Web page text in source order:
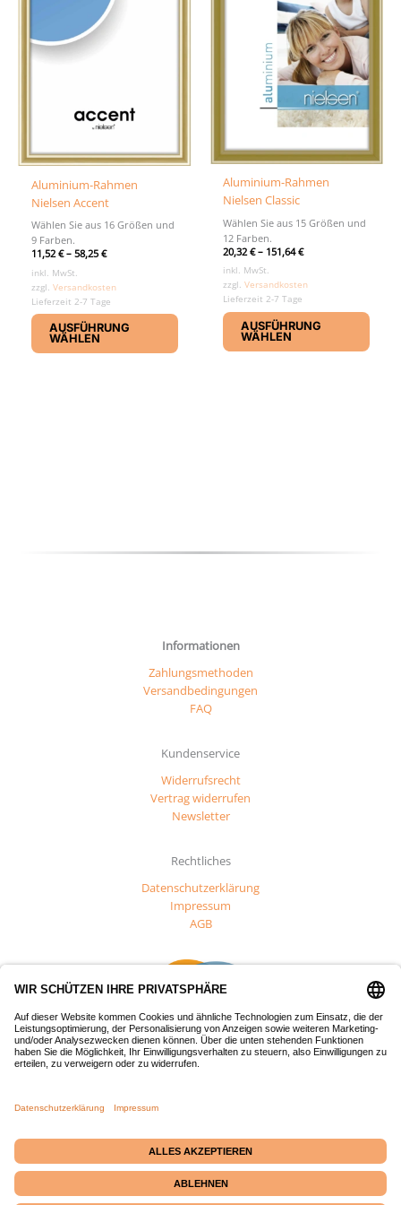
der
Aluminium-Rahmen
Nielsen Accent
Wählen Sie aus 16 Größen und
9 Farben.
11,52€–58,25€
inkl. MwSt.
zzgl.Versandkosten
Lieferzeit 2-7 Tage
AUSFÜHRUNG
WÄHLEN
Dieses
weist
werden
Aluminium-Rahmen
Nielsen Classic
Wählen Sie aus 15 Größen und
12 Farben.
20,32€– 151,64€
inkl. MwSt.
zzgl.Versandkosten
Lieferzeit 2-7 Tage
AUSFÜHRUNG
WÄHLEN
weist
Informationen
Zahlungsmethoden
Versandbedingungen
FAQ
Kundenservice
Widerrufsrecht
Vertrag widerrufen
Newsletter
Rechtliches
Datenschutzerklärung
Impressum
AGB
regionale Entwicklung (EFRE) gefördert.